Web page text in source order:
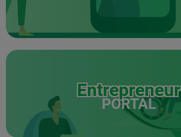
Entrepreneur
PORTAL